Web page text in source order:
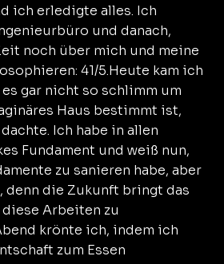
ich erledigte alles. Ich
und danach,
noch über mich und meine
41/5.Heute kam ich
gar nicht so schlimm um
Haus bestimmt ist,
Ich habe in allen
Fundament und weiß nun,
zu sanieren habe, aber
denn die Zukunft bringt das
Arbeiten zu
krönte ich, indem ich
zum Essen